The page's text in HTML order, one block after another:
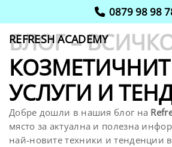
0879 98 98
REFRESH ACADEMY
БЛОГ –
УСЛУГИ И
Добре дошли в нашия блог на
място за актуална и полезна
най-новите техники и тенденции